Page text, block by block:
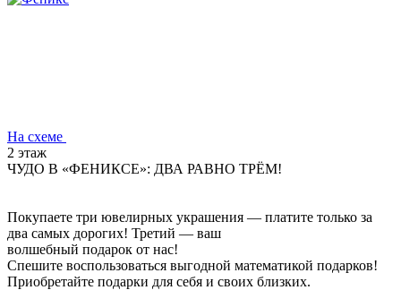
На схеме
2 этаж
ЧУДО В «ФЕНИКСЕ»: ДВА РАВНО ТРЁМ!
Покупаете три ювелирных украшения — платите только за
два самых дорогих! Третий — ваш
волшебный подарок от нас!
Спешите воспользоваться выгодной математикой подарков!
Приобретайте подарки для себя и своих близких.